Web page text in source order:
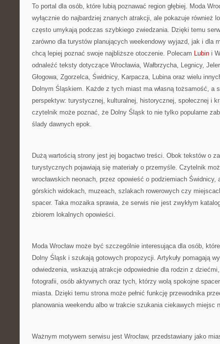
To portal dla osób, które lubią poznawać region głębiej. Moda
wyłącznie do najbardziej znanych atrakcji, ale pokazuje również
często umykają podczas szybkiego zwiedzania. Dzięki temu
zarówno dla turystów planujących weekendowy wyjazd, jak i dla
chcą lepiej poznać swoje najbliższe otoczenie. Polecam Lubin i
odnaleźć teksty dotyczące Wrocławia, Wałbrzycha, Legnicy,
Głogowa, Zgorzelca, Świdnicy, Karpacza, Lubina oraz wielu
Dolnym Śląskiem. Każde z tych miast ma własną tożsamość, a
perspektyw: turystycznej, kulturalnej, historycznej, społecznej i
czytelnik może poznać, że Dolny Śląsk to nie tylko popularne
ślady dawnych epok.
Dużą wartością strony jest jej bogactwo treści. Obok tekstów o
turystycznych pojawiają się materiały o przemyśle. Czytelnik
wrocławskich neonach, przez opowieść o podziemiach Świdnicy,
górskich widokach, muzeach, szlakach rowerowych czy
spacer. Taka mozaika sprawia, że serwis nie jest zwykłym
zbiorem lokalnych opowieści.
Moda Wrocław może być szczególnie interesująca dla osób,
Dolny Śląsk i szukają gotowych propozycji. Artykuły pomagają
odwiedzenia, wskazują atrakcje odpowiednie dla rodzin z
fotografii, osób aktywnych oraz tych, którzy wolą spokojne
miasta. Dzięki temu strona może pełnić funkcję przewodnika
planowania weekendu albo w trakcie szukania ciekawych miejsc
Ważnym motywem serwisu jest Wrocław, przedstawiany jako